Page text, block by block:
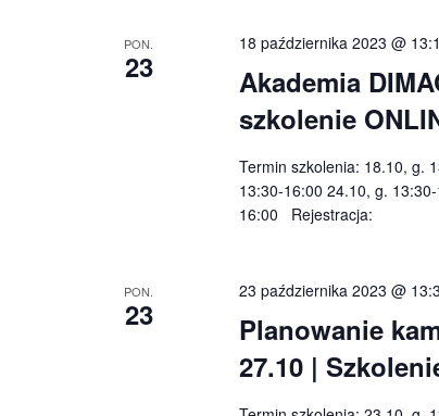
PON.
23
Akademia
szkolenie
18 października 2023 @
Termin szkolenia: 18.10, g.
13:30-16:00 24.10, g.
16:00 Rejestracja:
PON.
23
Planowanie
27.10 |
23 października 2023 @